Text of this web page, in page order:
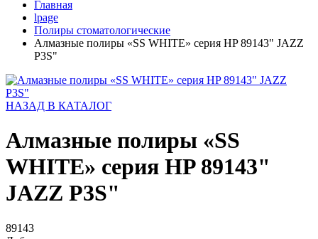
Главная
lpage
Полиры стоматологические
Алмазные полиры «SS WHITE» серия HP 89143" JAZZ
P3S"
НАЗАД В КАТАЛОГ
Алмазные полиры «SS
WHITE» серия HP 89143"
JAZZ P3S"
89143